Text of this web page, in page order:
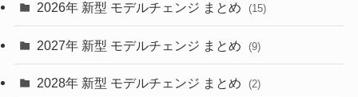
(1)
2026年 新型 モデルチェンジ まとめ (15)
2027年 新型 モデルチェンジ まとめ (9)
2028年 新型 モデルチェンジ まとめ (2)